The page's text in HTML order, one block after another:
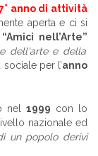
anno di attività
aperta e ci si
“Amici nell’Arte”
dell'arte e della
per l’anno
nel 1999 con lo
nazionale ed
un popolo derivi